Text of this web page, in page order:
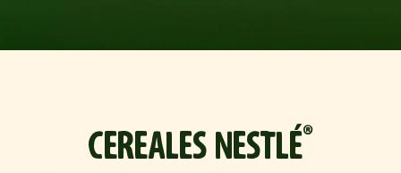
CEREALES NESTLÉ®